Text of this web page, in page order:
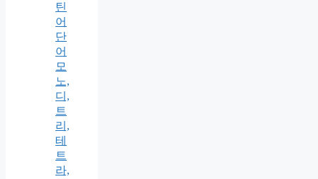
틴
어
단
어
모
노,
디,
트
리,
테
트
라,